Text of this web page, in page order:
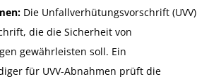
Die Unfallverhütungsvorschrift (UVV)
die die Sicherheit von
gewährleisten soll. Ein
für UVV-Abnahmen prüft die